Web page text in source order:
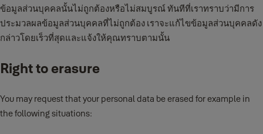
ข้อมูลส่วนบุคคลนั้นไม่ถูกต้องหรือไม่สมบูรณ์ ทันทีที่เราทราบว่ามีการ
ประมวลผลข้อมูลส่วนบุคคลที่ไม่ถูกต้อง เราจะแก้ไขข้อมูลส่วนบุคคลดัง
กล่าวโดยเร็วที่สุดและแจ้งให้คุณทราบตามนั้น
Right to erasure
You may request that your personal data be erased for example in
the following situations: